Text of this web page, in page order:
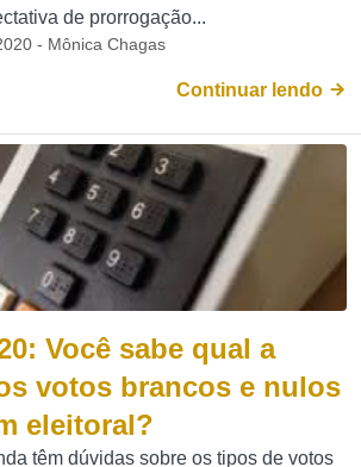
de prorrogação...
- Mônica Chagas
Continuar lendo
Você sabe qual a
votos brancos e nulos
eleitoral?
têm dúvidas sobre os tipos de votos